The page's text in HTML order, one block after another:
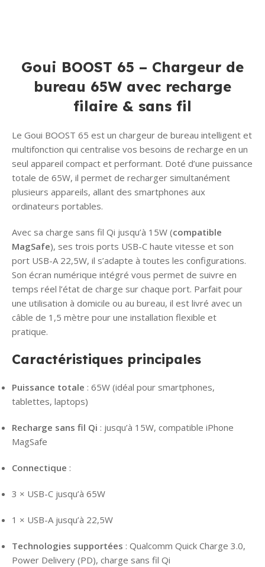
Goui BOOST 65 – Chargeur de
bureau 65W avec recharge
filaire & sans fil
Le Goui BOOST 65 est un chargeur de bureau intelligent et
multifonction qui centralise vos besoins de recharge en un
seul appareil compact et performant. Doté d’une puissance
totale de 65W, il permet de recharger simultanément
plusieurs appareils, allant des smartphones aux
ordinateurs portables.
Avec sa charge sans fil Qi jusqu’à 15W (compatible
MagSafe), ses trois ports USB-C haute vitesse et son
port USB-A 22,5W, il s’adapte à toutes les configurations.
Son écran numérique intégré vous permet de suivre en
temps réel l’état de charge sur chaque port. Parfait pour
une utilisation à domicile ou au bureau, il est livré avec un
câble de 1,5 mètre pour une installation flexible et
pratique.
Caractéristiques principales
Puissance totale : 65W (idéal pour smartphones,
tablettes, laptops)
Recharge sans fil Qi : jusqu’à 15W, compatible iPhone
MagSafe
Connectique :
3 × USB-C jusqu’à 65W
1 × USB-A jusqu’à 22,5W
Technologies supportées : Qualcomm Quick Charge 3.0,
Power Delivery (PD), charge sans fil Qi